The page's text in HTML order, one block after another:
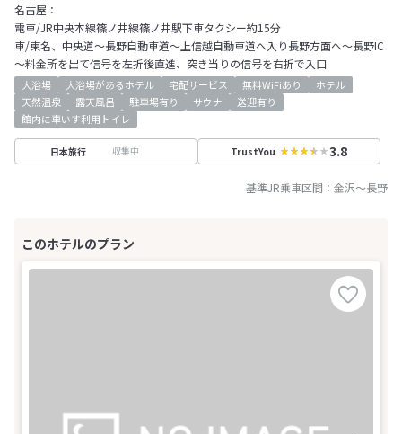
名古屋：
電車/JR中央本線篠ノ井線篠ノ井駅下車タクシー約15分
車/東名、中央道～長野自動車道～上信越自動車道へ入り長野方面へ～長野IC
～料金所を出て信号を左折後直進、突き当りの信号を右折で入口
大浴場 大浴場があるホテル 宅配サービス 無料WiFiあり
ホテル
天然温泉
露天風呂 駐車場有り サウナ
送迎有り
館内に車いす利用トイレ
日本旅行 収集中 TrustYou 3.8
基準JR乗車区間： 金沢～長野